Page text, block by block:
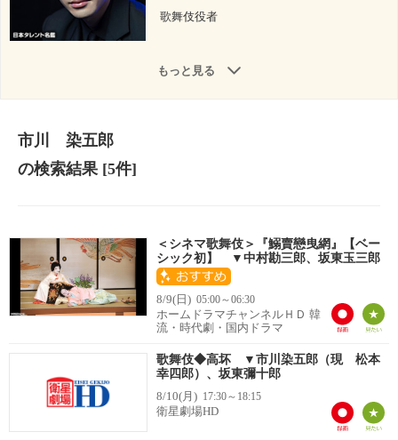
歌舞伎役者
もっと見る
市川 染五郎
の検索結果[5件]
＜シネマ歌舞伎＞『鰯賣戀曳網』【ベー
シック初】 ▼中村勘三郎、坂東玉三郎
8/9(日) 05:00～06:30
ホームドラマチャンネルＨＤ 韓
流・時代劇・国内ドラマ
歌舞伎◆高坏 ▼市川染五郎（現 松本
幸四郎）、坂東彌十郎
8/10(月) 17:30～18:15
衛星劇場HD